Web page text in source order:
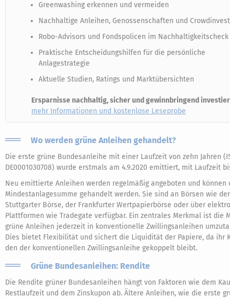
Greenwashing erkennen und vermeiden
Nachhaltige Anleihen, Genossenschaften und
Robo-Advisors und Fondspolicen im Nachhaltigkeitscheck
Praktische Entscheidungshilfen für die persönliche
Anlagestrategie
Aktuelle Studien, Ratings und Marktübersichten
Ersparnisse nachhaltig, sicher und gewinnbringend
mehr Informationen und kostenlose Leseprobe
Wo werden grüne Anleihen gehandelt?
Die erste grüne Bundesanleihe mit einer Laufzeit von zehn Jahren
DE0001030708) wurde erstmals am 4.9.2020 emittiert, mit Laufzeit
Neu emittierte Anleihen werden regelmäßig angeboten und können
Mindestanlagesumme gehandelt werden. Sie sind an Börsen wie der
Stuttgarter Börse, der Frankfurter Wertpapierbörse oder über
Plattformen wie Tradegate verfügbar. Ein zentrales Merkmal ist die
grüne Anleihen jederzeit in konventionelle Zwillingsanleihen
Dies bietet Flexibilität und sichert die Liquidität der Papiere, da ihr
den der konventionellen Zwillingsanleihe gekoppelt bleibt.
Grüne Bundesanleihen: Rendite
Die Rendite grüner Bundesanleihen hängt von Faktoren wie dem
Restlaufzeit und dem Zinskupon ab. Ältere Anleihen, wie die erste